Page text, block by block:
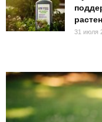
31 июля